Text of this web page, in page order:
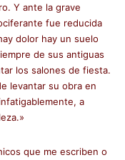
Y ante la grave
fue reducida
dolor hay un suelo
de sus antiguas
los salones de fiesta.
levantar su obra en
a
que me escriben o